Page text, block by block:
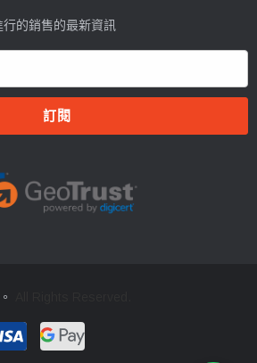
的銷售的最新資訊